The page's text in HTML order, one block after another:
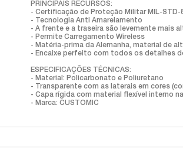
PRINCIPAIS RECURSOS:
- Certificação de Proteção Militar MIL-
- Tecnologia Anti Amarelamento
- A frente e a traseira são levemente mais
- Permite Carregamento Wireless
- Matéria-prima da Alemanha, material de
- Encaixe perfeito com todos os detalhes
ESPECIFICAÇÕES TÉCNICAS:
- Material: Policarbonato e Poliuretano
- Transparente com as laterais em cores
- Capa rígida com material flexível interno
- Marca: CUSTOMIC